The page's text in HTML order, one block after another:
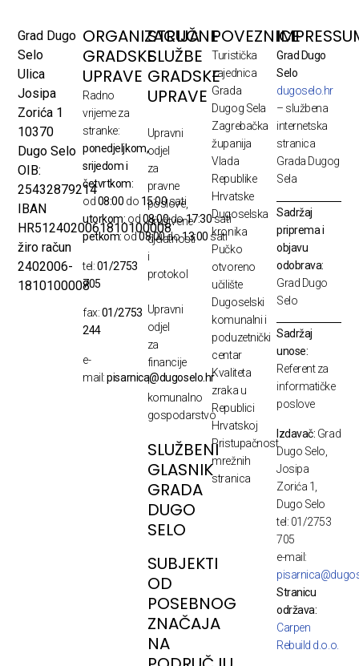
Grad Dugo
Selo
Ulica
Josipa
Zorića 1
10370
Dugo Selo
OIB:
25432879214
IBAN
HR5124020061810100008
žiro račun
2402006-
1810100008
ORGANIZACIJA
GRADSKE
UPRAVE
Radno
vrijeme za
stranke:
ponedjeljkom,
srijedom i
četvrtkom:
od08:00 do 15:00sati
utorkom: od08:00do17:30sati
petkom:od08:00do13:00 sati
tel:01/2753
705
fax:01/2753
244
e-
mail:pisarnica@dugoselo.hr
STRUČNE
SLUŽBE
GRADSKE
UPRAVE
Upravni
odjel
za
pravne
poslove,
društvene
djelatnosti
i
protokol
Upravni
odjel
za
financije
i
komunalno
gospodarstvo
SLUŽBENI
GLASNIK
GRADA
DUGO
SELO
SUBJEKTI
OD
POSEBNOG
ZNAČAJA
NA
POVEZNICE
Turistička
zajednica
Grada
Dugog Sela
Zagrebačka
županija
Vlada
Republike
Hrvatske
Dugoselska
kronika
Pučko
otvoreno
učilište
Dugoselski
komunalni i
poduzetnički
centar
Kvaliteta
zraka u
Republici
Hrvatskoj
Pristupačnost
mrežnih
stranica
Grad Dugo
Selo
dugoselo.hr
– službena
internetska
stranica
Grada Dugog
Sela
Sadržaj
priprema i
objavu
odobrava:
Grad Dugo
Selo
Sadržaj
unose:
Referent za
informatičke
poslove
Izdavač: Grad
Dugo Selo,
Josipa
Zorića 1,
Dugo Selo
tel: 01/2753
705
e-mail:
Stranicu
održava:
Carpen
Rebuild d.o.o.